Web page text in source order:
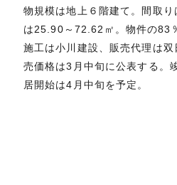
物規模は地上６階建て。間取
は25.90～72.62㎡。物件の83
施工は小川建設、販売代理は
売価格は3月中旬に公表する。
居開始は4月中旬を予定。